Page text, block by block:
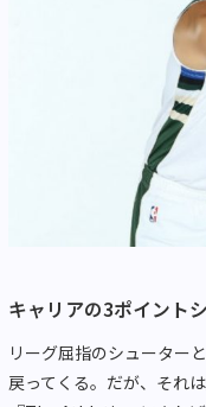
キャリアの3ポイント
リーグ屈指のシューター
戻ってくる。だが、それ